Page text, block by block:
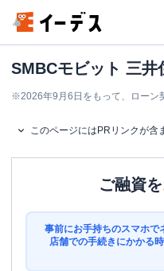
SMBCモビット 三井
※2026年9月6日をもって、ローン
このページにはPRリンクが含
ご融資を
事前にお手持ちのスマホで
店舗での手続きにかかる